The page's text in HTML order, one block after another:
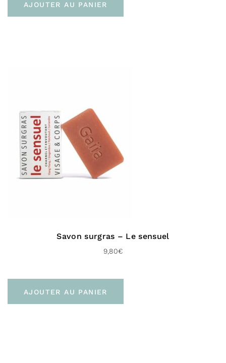
À domicile sans signature (Colissimo Access –
48H)
À domicile avec signature (Colissimo Expert –
48H)
Livraison gratuite en click & collect à la
boutique deBayonne
En point relais (Mondial Relay Europe – 72 H)
Pour le Royaume-uni :
AJOUTER AU PANIER
Savon surgras – Le sensuel
9,80€
AJOUTER AU PANIER